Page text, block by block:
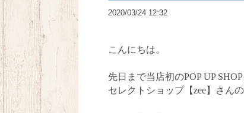
2020/03/24 12:32
こんにちは。
先日まで当店初のPOP UP SHOP
セレクトショップ【zee】さん